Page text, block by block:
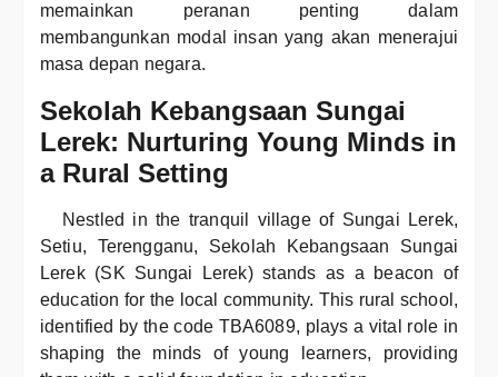
memainkan peranan penting dalam
membangunkan modal insan yang akan menerajui
masa depan negara.
Sekolah Kebangsaan Sungai
Lerek: Nurturing Young Minds in
a Rural Setting
Nestled in the tranquil village of Sungai Lerek,
Setiu, Terengganu, Sekolah Kebangsaan Sungai
Lerek (SK Sungai Lerek) stands as a beacon of
education for the local community. This rural school,
identified by the code TBA6089, plays a vital role in
shaping the minds of young learners, providing